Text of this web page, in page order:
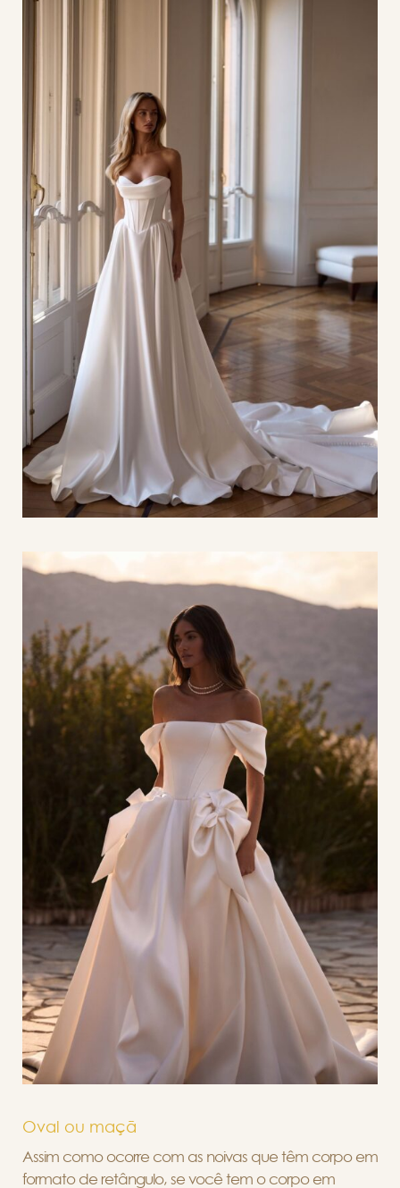
Oval ou maçã
Assim como ocorre com as noivas que têm corpo em
formato de retângulo, se você tem o corpo em